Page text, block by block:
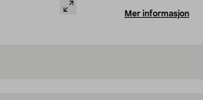
Mer informasjon